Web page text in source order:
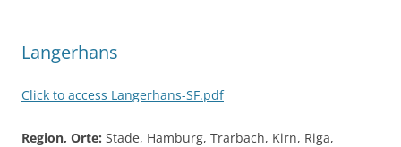
Langerhans
Click to access Langerhans-SF.pdf
Region, Orte: Stade, Hamburg, Trarbach, Kirn, Riga,